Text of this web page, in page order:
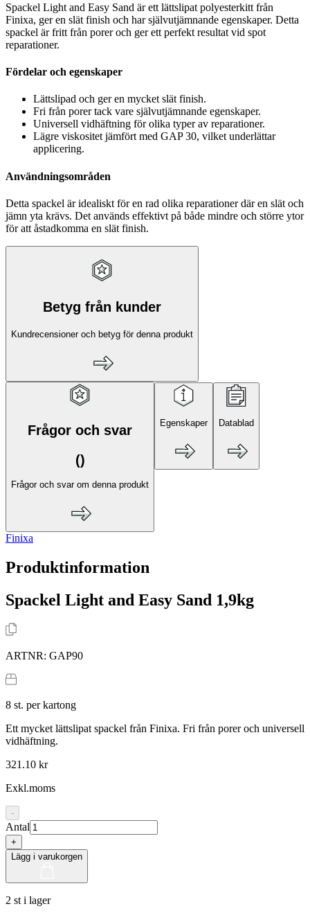
Spackel Light and Easy Sand är ett lättslipat polyesterkitt från
Finixa, ger en slät finish och har självutjämnande egenskaper. Detta
spackel är fritt från porer och ger ett perfekt resultat vid spot
reparationer.
Fördelar och egenskaper
Lättslipad och ger en mycket slät finish.
Fri från porer tack vare självutjämnande egenskaper.
Universell vidhäftning för olika typer av reparationer.
Lägre viskositet jämfört med GAP 30, vilket underlättar
applicering.
Användningsområden
Detta spackel är idealiskt för en rad olika reparationer där en slät och
jämn yta krävs. Det används effektivt på både mindre och större ytor
för att åstadkomma en slät finish.
Betyg från kunder
Kundrecensioner och betyg för denna produkt
Frågor och svar
()
Frågor och svar om denna produkt
Egenskaper Datablad
Finixa
Produktinformation
Spackel Light and Easy Sand 1,9kg
ARTNR: GAP90
8 st. per kartong
Ett mycket lättslipat spackel från Finixa. Fri från porer och universell
vidhäftning.
321.10 kr
Exkl.moms
-
Antal
+
Lägg i varukorgen
2 st i lager